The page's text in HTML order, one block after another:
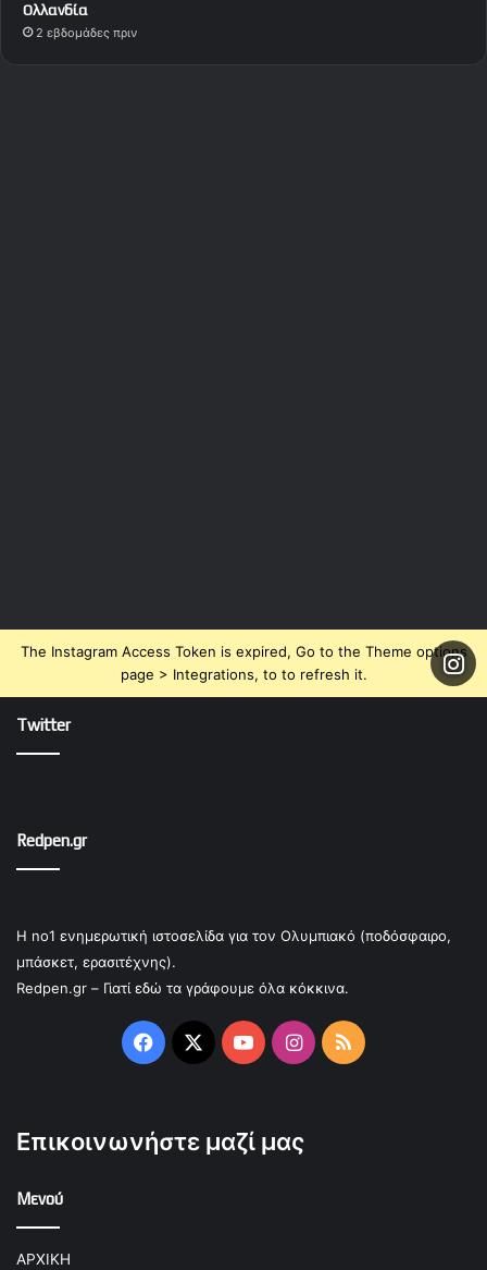
Ολλανδία
2 εβδομάδες πριν
The Instagram Access Token is expired, Go to the Theme options
page > Integrations, to to refresh it.
Twitter
Redpen.gr
Η no1 ενημερωτική ιστοσελίδα για τον Ολυμπιακό (ποδόσφαιρο,
μπάσκετ, ερασιτέχνης).
Redpen.gr – Γιατί εδώ τα γράφουμε όλα κόκκινα.
Facebook
X YouTubeInstagram
RSS
Επικοινωνήστε μαζί μας
Μενού
ΑΡΧΙΚΗ